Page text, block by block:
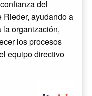
del
ayudando a
organización,
los procesos
equipo directivo